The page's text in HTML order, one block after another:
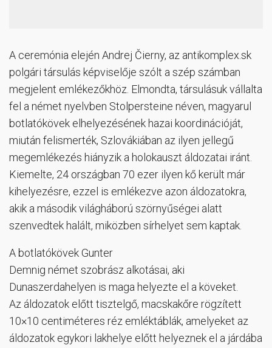
A ceremónia elején Andrej Čierny, az antikomplex.sk
polgári társulás képviselője szólt a szép számban
megjelent emlékezőkhöz. Elmondta, társulásuk vállalta
fel a német nyelvben Stolpersteine néven, magyarul
botlatókövek elhelyezésének hazai koordinációját,
miután felismerték, Szlovákiában az ilyen jellegű
megemlékezés hiányzik a holokauszt áldozatai iránt.
Kiemelte, 24 országban 70 ezer ilyen kő került már
kihelyezésre, ezzel is emlékezve azon áldozatokra,
akik a második világháború szörnyűségei alatt
szenvedtek halált, miközben sírhelyet sem kaptak.
A botlatókövek Gunter
Demnig német szobrász alkotásai, aki
Dunaszerdahelyen is maga helyezte el a köveket.
Az áldozatok előtt tisztelgő, macskakőre rögzített
10×10 centiméteres réz emléktáblák, amelyeket az
áldozatok egykori lakhelye előtt helyeznek el a járdába